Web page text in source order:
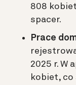
808
spacer.
Prace
2025 r. W
kobiet, co